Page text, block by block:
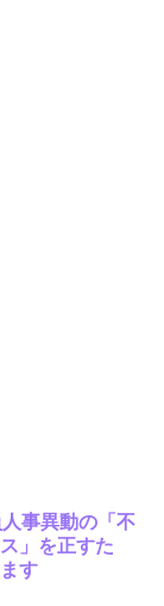
事異動の「不
」を正すた
す